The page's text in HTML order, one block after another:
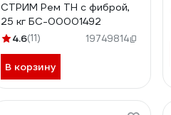
СТРИМ Рем ТН с фиброй,
25 кг БС-00001492
4.6(11) 19749814
В корзину